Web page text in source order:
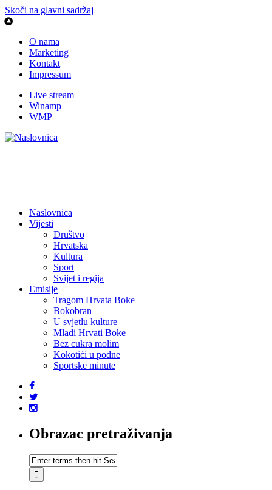
Skoči na glavni sadržaj
O nama
Marketing
Kontakt
Impressum
Live stream
Winamp
WMP
Naslovnica
Vijesti
Društvo
Hrvatska
Kultura
Sport
Svijet i regija
Emisije
Tragom Hrvata Boke
Bokobran
U svjetlu kulture
Mladi Hrvati Boke
Bez cukra molim
Kokotići u podne
Sportske minute
Obrazac pretraživanja